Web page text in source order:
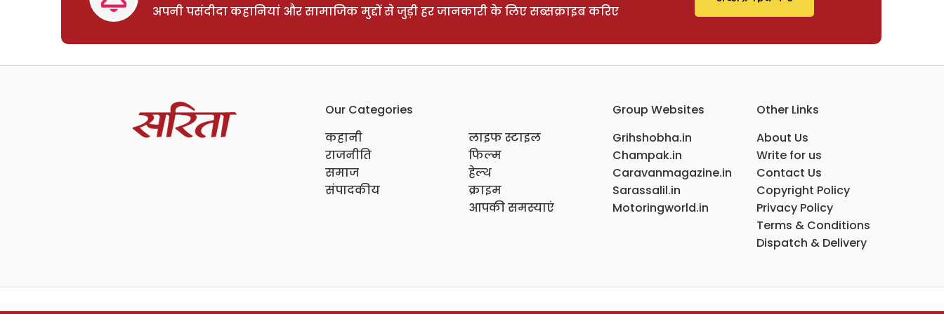
अपनी पसंदीदा कहानियां और सामाजिक मुद्दों से जुड़ी हर जानकारी के लिए सब्सक्राइब करिए
Our Categories
कहानी
राजनीति
समाज
संपादकीय
लाइफ स्टाइल
फिल्म
हेल्थ
क्राइम
आपकी समस्याएं
Group Websites
Grihshobha.in
Champak.in
Caravanmagazine.in
Sarassalil.in
Motoringworld.in
Other Links
About Us
Write for us
Contact Us
Copyright Policy
Privacy Policy
Terms & Conditions
Dispatch & Delivery